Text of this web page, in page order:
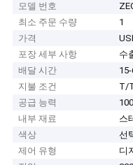
모델 번호
최소 주문 수량
1
가격
포장 세부 사항
수
배달 시간
지불 조건
T/
공급 능력
내부 재료
스
색상
선
제어 유형
디